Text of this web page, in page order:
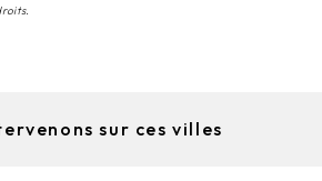
sur ces villes